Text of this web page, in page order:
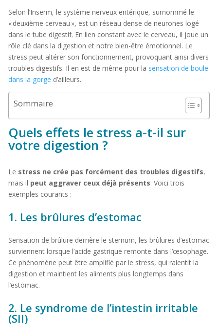
Selon l’Inserm, le système nerveux entérique, surnommé le
« deuxième cerveau », est un réseau dense de neurones logé
dans le tube digestif. En lien constant avec le cerveau, il joue un
rôle clé dans la digestion et notre bien-être émotionnel. Le
stress peut altérer son fonctionnement, provoquant ainsi divers
troubles digestifs. Il en est de même pour la sensation de boule
dans la gorge d’ailleurs.
Sommaire
Quels effets le stress a-t-il sur
votre digestion ?
Le stress ne crée pas forcément des troubles digestifs,
mais il peut aggraver ceux déjà présents. Voici trois
exemples courants :
1. Les brûlures d’estomac
Sensation de brûlure derrière le sternum, les brûlures d’estomac
surviennent lorsque l’acide gastrique remonte dans l’œsophage.
Ce phénomène peut être amplifié par le stress, qui ralentit la
digestion et maintient les aliments plus longtemps dans
l’estomac.
2. Le syndrome de l’intestin irritable
(SII)